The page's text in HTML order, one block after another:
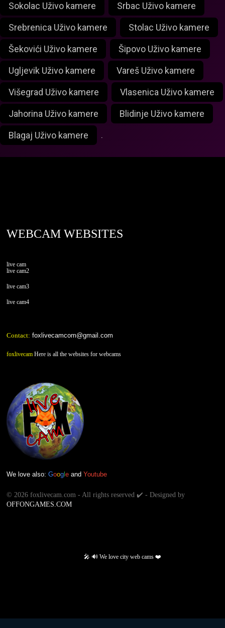
Sokolac Uživo kamere Srbac Uživo kamere
Srebrenica Uživo kamere Stolac Uživo kamere
Šekovići Uživo kamere Šipovo Uživo kamere
Ugljevik Uživo kamere Vareš Uživo kamere
Višegrad Uživo kamere Vlasenica Uživo kamere
Jahorina Uživo kamere Blidinje Uživo kamere
Blagaj Uživo kamere .
WEBCAM WEBSITES
live cam
live cam2
live cam3
live cam4
Contact: foxlivecamcom@gmail.com
foxlivecam Here is all the websites for webcams
We love also: Goog e and Youtube
© 2026 foxlivecam.com - All rights reserved ✔️ - Designed by
OFFONGAMES.COM
🎤 🔊 We love city web cams ❤️